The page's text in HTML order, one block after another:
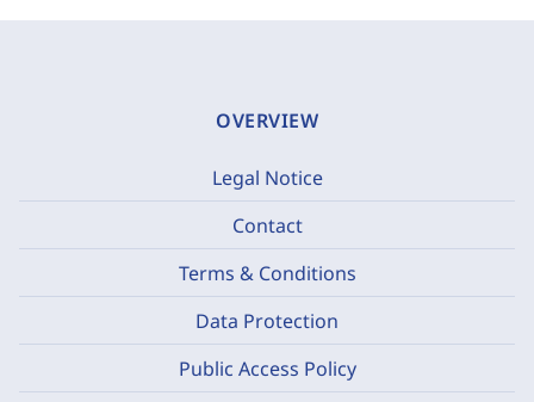
OVERVIEW
Legal Notice
Contact
Terms & Conditions
Data Protection
Public Access Policy